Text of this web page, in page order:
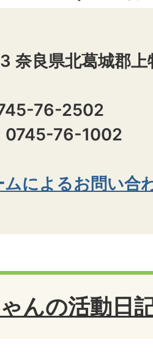
奈良県北葛城郡
76-2502
0745-76-1002
ムによるお問い合
んの活動日